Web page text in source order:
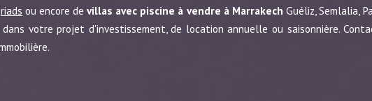
riads ou encore devillas avec piscine à vendre à Marrakech Guéliz, Semlalia,
votre projet d'investissement, de location annuelle ou saisonnière.